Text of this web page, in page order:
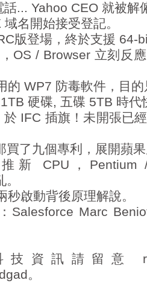
... Yahoo CEO 就被解
名開始接受登記。
版登場，終於支援 64-
OS / Browser 立刻反
的 WP7 防毒軟件，目
硬碟, 五碟 5TB 時代
IFC 插旗！未開張已
買了九個專利，展開蘋
新 CPU，Pentium
啟動背後原理解說。
Salesforce Marc
資訊請留意
。